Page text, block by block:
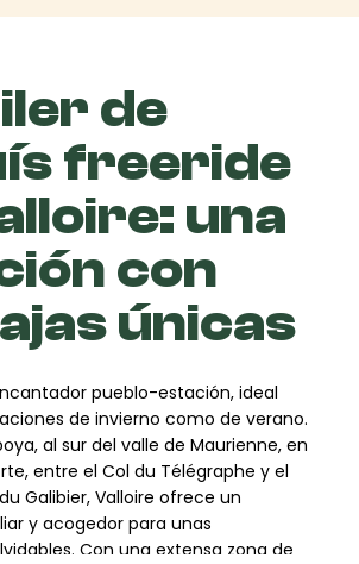
de
freeride
una
con
únicas
pueblo-estación, ideal
de invierno como de verano.
al sur del valle de Maurienne, en
entre el Col du Télégraphe y el
Galibier, Valloire ofrece un
y acogedor para unas
Con una extensa zona de